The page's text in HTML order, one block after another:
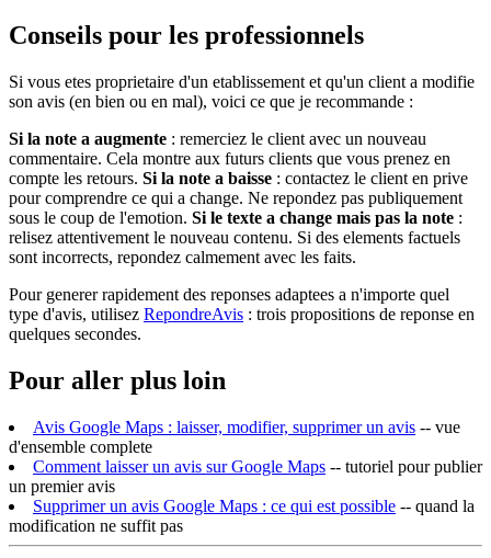
Conseils pour les professionnels
Si vous etes proprietaire d'un etablissement et qu'un client a modifie
son avis (en bien ou en mal), voici ce que je recommande :
Si la note a augmente : remerciez le client avec un nouveau
commentaire. Cela montre aux futurs clients que vous prenez en
compte les retours. Si la note a baisse : contactez le client en prive
pour comprendre ce qui a change. Ne repondez pas publiquement
sous le coup de l'emotion. Si le texte a change mais pas la note :
relisez attentivement le nouveau contenu. Si des elements factuels
sont incorrects, repondez calmement avec les faits.
Pour generer rapidement des reponses adaptees a n'importe quel
type d'avis, utilisez RepondreAvis : trois propositions de reponse en
quelques secondes.
Pour aller plus loin
Avis Google Maps : laisser, modifier, supprimer un avis -- vue
d'ensemble complete
Comment laisser un avis sur Google Maps -- tutoriel pour publier
un premier avis
Supprimer un avis Google Maps : ce qui est possible -- quand la
modification ne suffit pas